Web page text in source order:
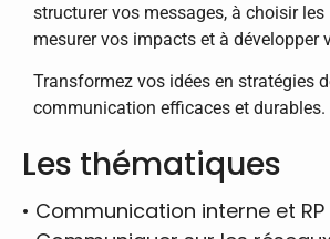
structurer vos messages, à choisir les
mesurer vos impacts et à développer
Transformez vos idées en stratégies
communication efficaces et durables.
Les thématiques
• Communication interne et RP